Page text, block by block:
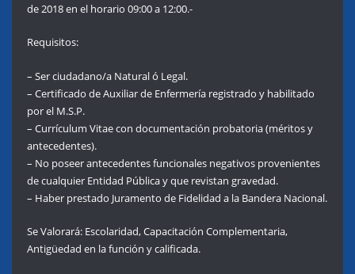
de 2018 en el horario 09:00 a 12:00.-
Requisitos:
– Ser ciudadano/a Natural ó Legal.
– Certificado de Auxiliar de Enfermería registrado y habilitado
por el M.S.P.
– Currículum Vitae con documentación probatoria (méritos y
antecedentes).
– No poseer antecedentes funcionales negativos provenientes
de cualquier Entidad Pública y que revistan gravedad.
– Haber prestado Juramento de Fidelidad a la Bandera Nacional.
Se Valorará: Escolaridad, Capacitación Complementaria,
Antigüedad en la función y calificada.